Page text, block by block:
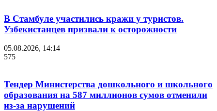
В Стамбуле участились кражи у туристов.
Узбекистанцев призвали к осторожности
05.08.2026, 14:14
575
Тендер Министерства дошкольного и школьного
образования на 587 миллионов сумов отменили
из-за нарушений